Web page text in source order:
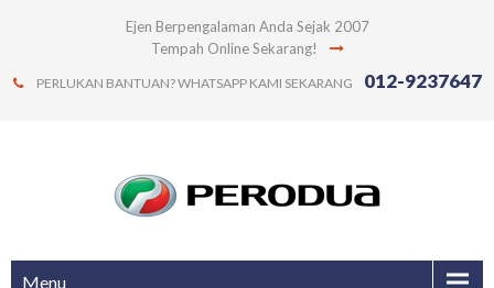
Ejen Berpengalaman Anda Sejak 2007
Tempah Online Sekarang!
PERLUKAN BANTUAN? WHATSAPP KAMI SEKARANG 012-9237647
Menu